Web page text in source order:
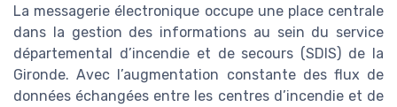
La messagerie électronique occupe une place centrale
dans la gestion des informations au sein du service
départemental d’incendie et de secours (SDIS) de la
Gironde. Avec l’augmentation constante des flux de
données échangées entre les centres d’incendie et de